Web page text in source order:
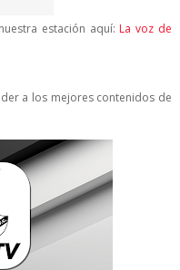
estación aquí: La voz de
a los mejores contenidos de